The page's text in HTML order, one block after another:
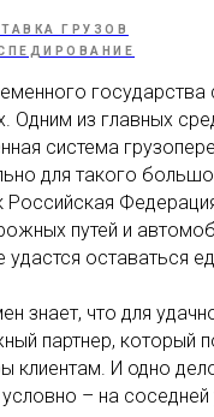
ГРУЗОВ
государства
Одним из главных
система
для такого
Российская
путей и
удастся оставаться
знает, что для
партнер, который
клиентам. И одно
– на соседней